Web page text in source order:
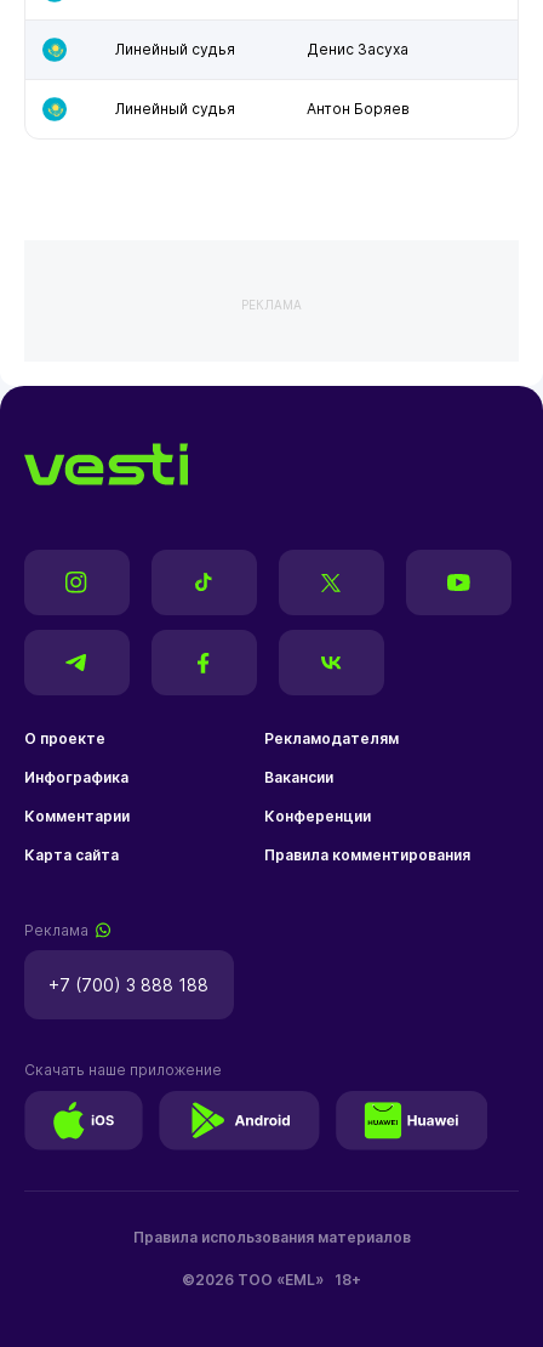
Линейный судья Денис Засуха
Линейный судья Антон Боряев
РЕКЛАМА
О проекте Рекламодателям
Инфографика Вакансии
Комментарии Конференции
Карта сайта Правила комментирования
Реклама
+7 (700) 3 888 188
©2026 ТОО «EML» 18+
Правила использования материалов
Скачать наше приложение